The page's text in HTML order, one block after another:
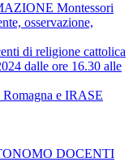
Montessori
osservazione,
di religione cattolica
dalle ore 16.30 alle
e IRASE
DOCENTI